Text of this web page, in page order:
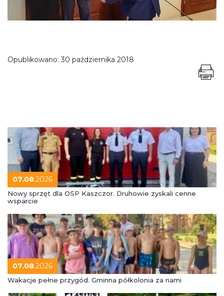
Opublikowano:30 października 2018
07.08.2026
Nowy sprzęt dla OSP Kaszczor. Druhowie zyskali cenne
wsparcie
07.08.2026
Wakacje pełne przygód. Gminna półkolonia za nami